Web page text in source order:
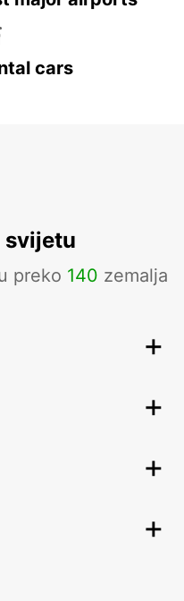
cars
svijetu
preko 140 zemalja